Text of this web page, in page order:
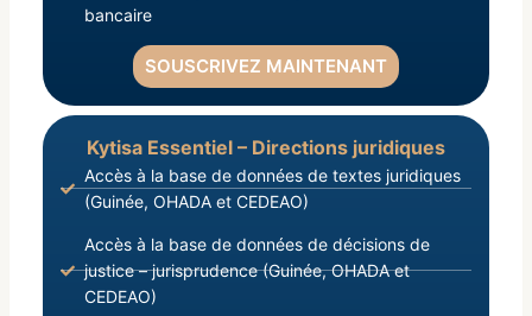
bancaire
SOUSCRIVEZ MAINTENANT
Kytisa Essentiel – Directions juridiques
Accès à la base de données de textes juridiques
(Guinée, OHADA et CEDEAO)
Accès à la base de données de décisions de
justice – jurisprudence (Guinée, OHADA et
CEDEAO)